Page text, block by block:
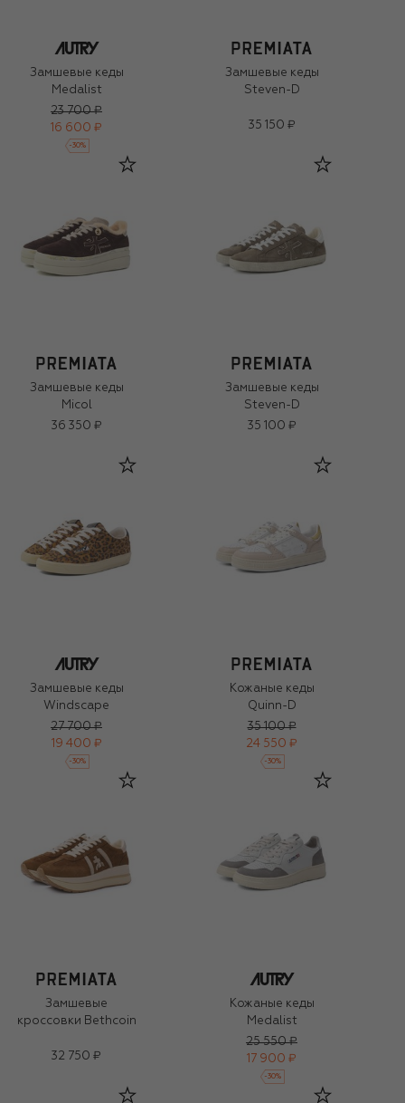
Замшевые кеды
Medalist
23 700 ₽
16 600 ₽
-30%
Замшевые кеды
Steven-D
35 150 ₽
Замшевые кеды
Micol
36 350 ₽
Замшевые кеды
Steven-D
35 100 ₽
Замшевые кеды
Windscape
27 700 ₽
19 400 ₽
-30%
Кожаные кеды
Quinn-D
35 100 ₽
24 550 ₽
-30%
Замшевые
кроссовки Bethcoin
32 750 ₽
Кожаные кеды
Medalist
25 550 ₽
17 900 ₽
-30%